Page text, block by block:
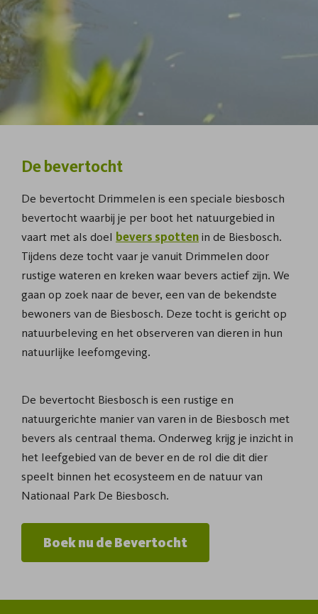
De bevertocht
De bevertocht Drimmelen is een speciale biesbosch
bevertocht waarbij je per boot het natuurgebied in
vaart met als doel bevers spotten in de Biesbosch.
Tijdens deze tocht vaar je vanuit Drimmelen door
rustige wateren en kreken waar bevers actief zijn. We
gaan op zoek naar de bever, een van de bekendste
bewoners van de Biesbosch. Deze tocht is gericht op
natuurbeleving en het observeren van dieren in hun
natuurlijke leefomgeving.
De bevertocht Biesbosch is een rustige en
natuurgerichte manier van varen in de Biesbosch met
bevers als centraal thema. Onderweg krijg je inzicht in
het leefgebied van de bever en de rol die dit dier
speelt binnen het ecosysteem en de natuur van
Nationaal Park De Biesbosch.
Boek nu de Bevertocht